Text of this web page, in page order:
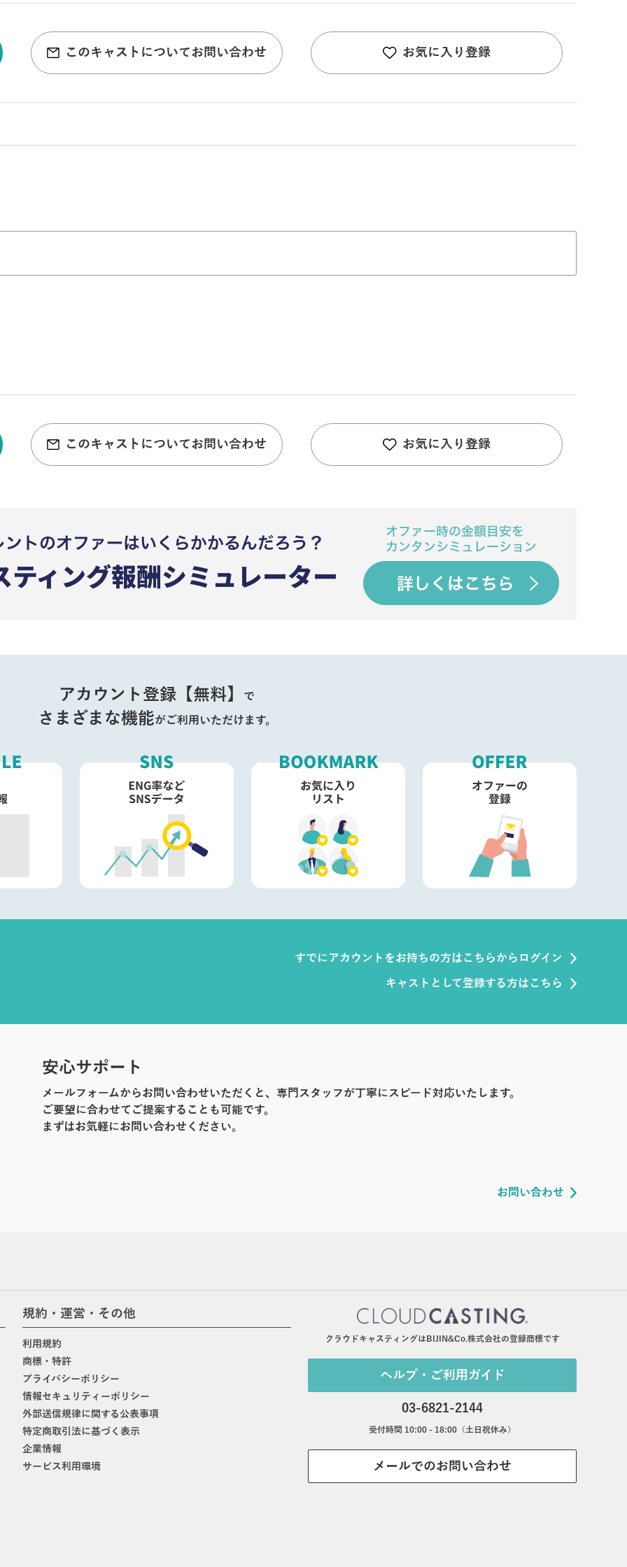
このキャストについてお問い合わせ お気に入り登録
このキャストについてお問い合わせ お気に入り登録
アカウント登録【無料】 で
さまざまな機能がご利用いただけます。
すでにアカウントをお持ちの方はこちらからログイン
キャストとして登録する方はこちら
安心サポート
メールフォームからお問い合わせいただくと、専門スタッフが丁寧にスピード対応いたします。
ご要望に合わせてご提案することも可能です。
まずはお気軽にお問い合わせください。
お問い合わせ
規約・運営・その他
利用規約
商標・特許
プライバシーポリシー
情報セキュリティーポリシー
外部送信規律に関する公表事項
特定商取引法に基づく表示
企業情報
サービス利用環境
クラウドキャスティングはBIJIN&Co.株式会社の登録商標です
ヘルプ・ご利用ガイド
03-6821-2144
受付時間 10:00 - 18:00（土日祝休み）
メールでのお問い合わせ